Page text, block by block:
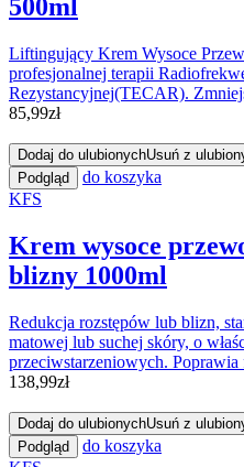
500ml
Liftingujący Krem Wysoce
profesjonalnej terapii
Rezystancyjnej(TECAR).
85,99zł
Dodaj do ulubionychUsuń z
Podgląd
do koszyka
KFS
Krem wysoce
blizny 1000ml
Redukcja rozstępów lub blizn,
matowej lub suchej skóry, o
przeciwstarzeniowych. Poprawia
138,99zł
Dodaj do ulubionychUsuń z
Podgląd
do koszyka